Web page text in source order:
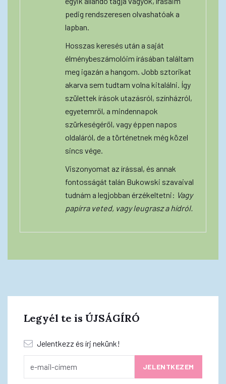
pedig rendszeresen olvashatóak a
lapban.
Hosszas keresés után a saját
élménybeszámolóim írásában találtam
meg igazán a hangom. Jobb sztorikat
akarva sem tudtam volna kitalálni. Így
születtek írások utazásról, színházról,
egyetemről, a mindennapok
szürkeségéről, vagy éppen napos
oldaláról, de a történetnek még közel
sincs vége.
Viszonyomat az írással, és annak
fontosságát talán Bukowski szavaival
tudnám a legjobban érzékeltetni: Vagy
papírra veted, vagy leugrasz a hídról.
Legyél te is ÚJSÁGÍRÓ
Jelentkezz és írj nekünk!